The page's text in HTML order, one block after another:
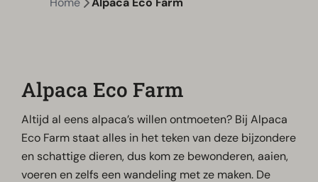
Alpaca Eco Farm
Altijd al eens alpaca’s willen ontmoeten? Bij Alpaca
Eco Farm staat alles in het teken van deze bijzondere
en schattige dieren, dus kom ze bewonderen, aaien,
voeren en zelfs een wandeling met ze maken. De